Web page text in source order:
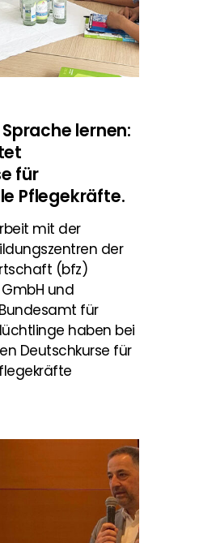
lernen:
für
Pflegekräfte.
mit der
der
(bfz)
und
für
haben bei
Deutschkurse für